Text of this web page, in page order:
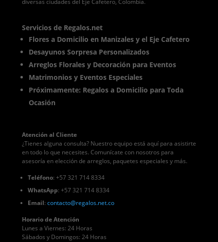
diversas ciudades del Eje Cafetero, Colombia.
Servicios de Regalos.net
Flores a Domicilio en Manizales y el Eje Cafetero
Desayunos Sorpresa Personalizados
Arreglos Florales y Decoración para Eventos
Matrimonios y Eventos Especiales
Próximamente: Regalos a Domicilio para Toda
Ocasión
Atención al Cliente
¿Tienes alguna consulta? Nuestro equipo está aquí para asistirte
en todo lo que necesites. Comunícate con nosotros para
asesoría en elección de arreglos, paquetes especiales y más.
Teléfono: +57 321 714 8334
WhatsApp: +57 321 714 8334
Email: contacto@regalos.net.co
Horario de Atención
Lunes a Viernes: 24 Horas
Sábados y Domingos: 24 Horas